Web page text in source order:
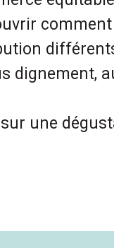
dignement,
une